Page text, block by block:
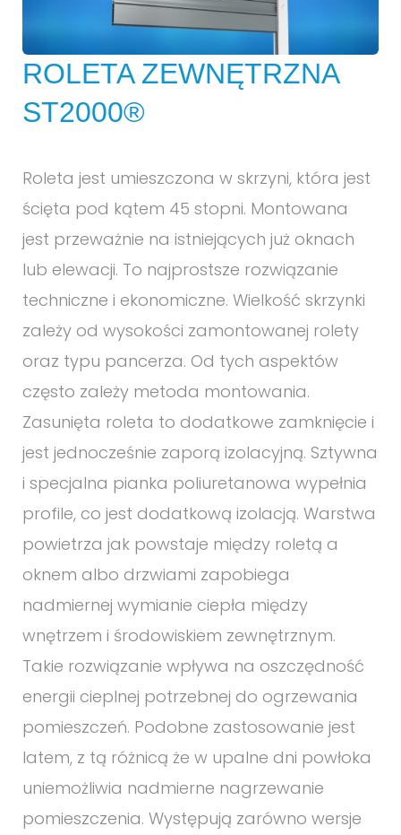
ROLETA ZEWNĘTRZNA
ST2000®
Roleta jest umieszczona w skrzyni, która jest
ścięta pod kątem 45 stopni. Montowana
jest przeważnie na istniejących już oknach
lub elewacji. To najprostsze rozwiązanie
techniczne i ekonomiczne. Wielkość skrzynki
zależy od wysokości zamontowanej rolety
oraz typu pancerza. Od tych aspektów
często zależy metoda montowania.
Zasunięta roleta to dodatkowe zamknięcie i
jest jednocześnie zaporą izolacyjną. Sztywna
i specjalna pianka poliuretanowa wypełnia
profile, co jest dodatkową izolacją. Warstwa
powietrza jak powstaje między roletą a
oknem albo drzwiami zapobiega
nadmiernej wymianie ciepła między
wnętrzem i środowiskiem zewnętrznym.
Takie rozwiązanie wpływa na oszczędność
energii cieplnej potrzebnej do ogrzewania
pomieszczeń. Podobne zastosowanie jest
latem, z tą różnicą że w upalne dni powłoka
uniemożliwia nadmierne nagrzewanie
pomieszczenia. Występują zarówno wersje